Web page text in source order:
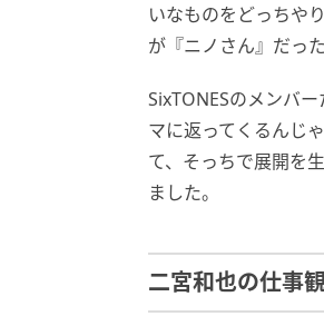
いなものをどっちや
が『ニノさん』だっ
SixTONESのメンバ
マに返ってくるんじ
て、そっちで展開を
ました。
二宮和也の仕事